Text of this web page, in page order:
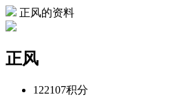
正风的资料
正风
122107积分